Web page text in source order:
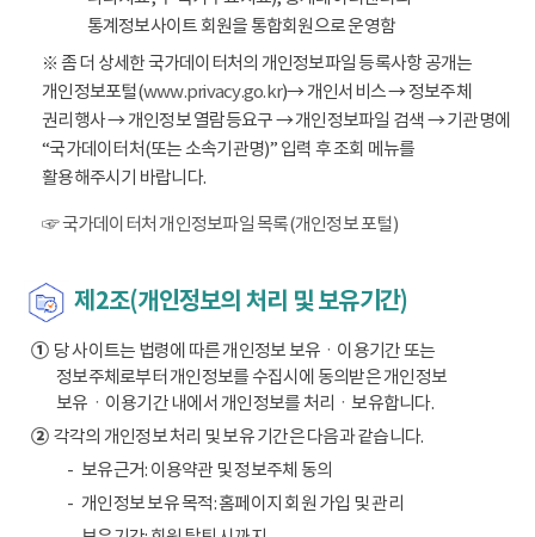
통계정보사이트 회원을 통합회원으로 운영함
※ 좀 더 상세한 국가데이터처의 개인정보파일 등록사항 공개는
개인정보포털(www.privacy.go.kr)→ 개인서비스 → 정보주체
권리행사 → 개인정보 열람등요구 → 개인정보파일 검색 → 기관명에
“국가데이터처(또는 소속기관명)” 입력 후 조회 메뉴를
활용해주시기 바랍니다.
☞ 국가데이터처 개인정보파일 목록(개인정보 포털)
제2조(개인정보의 처리 및 보유기간)
①당 사이트는 법령에 따른 개인정보 보유ㆍ이용기간 또는
정보주체로부터 개인정보를 수집시에 동의받은 개인정보
보유ㆍ이용기간 내에서 개인정보를 처리ㆍ보유합니다.
②각각의 개인정보 처리 및 보유 기간은 다음과 같습니다.
보유근거: 이용약관 및 정보주체 동의
개인정보 보유 목적: 홈페이지 회원 가입 및 관리